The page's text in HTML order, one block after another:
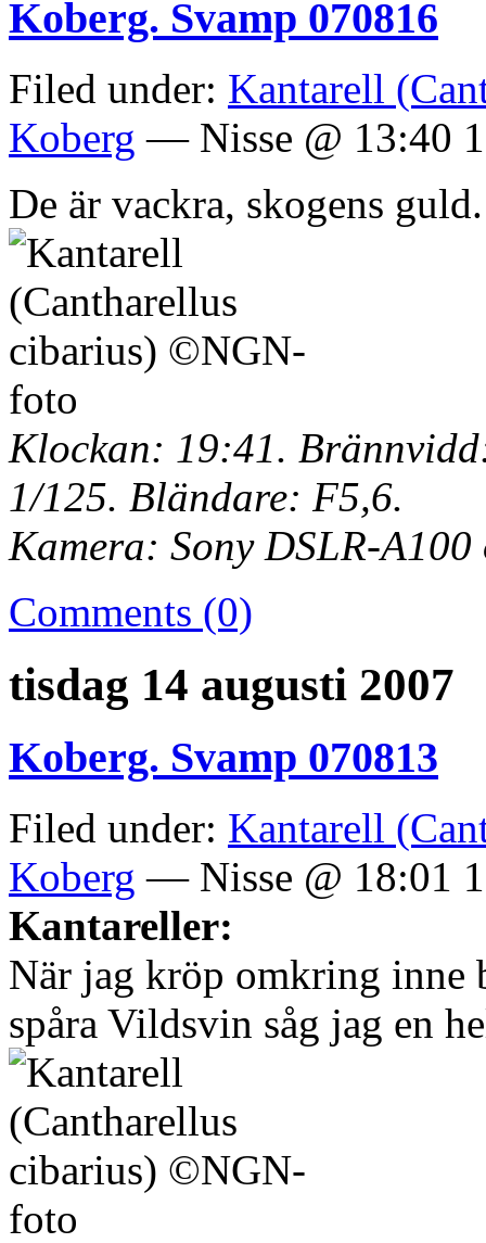
Koberg. Svamp 070816
Filed under: Kantarell
Koberg — Nisse @ 13:40
De är vackra, skogens guld.
Klockan: 19:41.
1/125. Bländare: F5,6.
Kamera: Sony DSLR-
Comments (0)
tisdag 14 augusti 2007
Koberg. Svamp 070813
Filed under: Kantarell
Koberg — Nisse @ 18:01
Kantareller:
När jag kröp omkring inne
spåra Vildsvin såg jag en